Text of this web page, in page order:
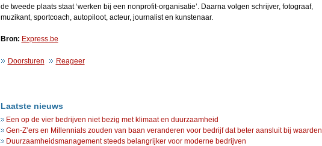
de tweede plaats staat ‘werken bij een nonprofit-organisatie’. Daarna volgen schrijver, fotograaf,
muzikant, sportcoach, autopiloot, acteur, journalist en kunstenaar.
Bron: Express.be
Doorsturen Reageer
Laatste nieuws
Een op de vier bedrijven niet bezig met klimaat en duurzaamheid
Gen-Z’ers en Millennials zouden van baan veranderen voor bedrijf dat beter aansluit bij waarden
Duurzaamheidsmanagement steeds belangrijker voor moderne bedrijven